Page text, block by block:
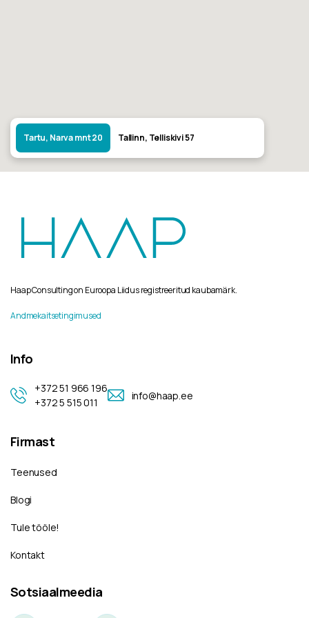
Tartu, Narva mnt 20 Tallinn, Telliskivi 57
Haap Consulting on Euroopa Liidus registreeritud kaubamärk.
Andmekaitsetingimused
Info
+372 51 966 196
+372 5 515 011
info@haap.ee
Firmast
Teenused
Blogi
Tule tööle!
Kontakt
Sotsiaalmeedia